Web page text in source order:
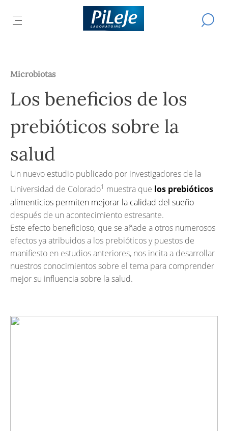
ABRIR
PRINCIPAL
Todos
los
Efectuar
una
Microbiotas
Los beneficios de los
prebióticos sobre la
salud
Un nuevo estudio publicado por investigadores de la
Universidad de Colorado1 muestra que los prebióticos
alimenticios permiten mejorar la calidad del sueño
después de un acontecimiento estresante.
Este efecto beneficioso, que se añade a otros numerosos
efectos ya atribuidos a los prebióticos y puestos de
manifiesto en estudios anteriores, nos incita a desarrollar
nuestros conocimientos sobre el tema para comprender
mejor su influencia sobre la salud.